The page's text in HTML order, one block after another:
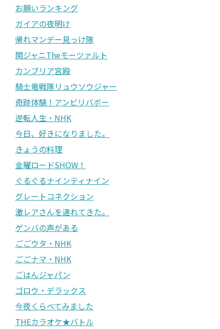
お願いランキング
ガイアの夜明け
帰れマンデー見っけ隊
関ジャニTheモーツァルト
カンブリア宮殿
騎士竜戦隊リュウソウジャー
奇跡体験！アンビリバボー
逆転人生・NHK
今日、好きになりました。
きょうの料理
金曜ロードSHOW！
ぐるぐるナインティナイン
グレートコネクション
激レアさんを連れてきた。
ゲンバの声がある
ごごウタ・NHK
ごごナマ・NHK
ごはんジャパン
ゴロウ・デラックス
今夜くらべてみました
THEカラオケ★バトル